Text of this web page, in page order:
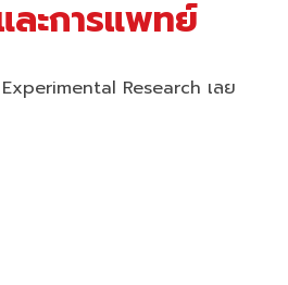
ะการแพทย์
Research เลย